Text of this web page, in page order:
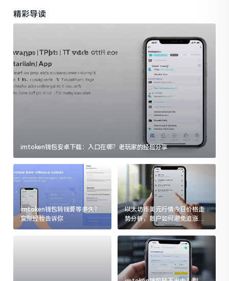
精彩导读
imtoken钱包安卓下载：入口在哪？老玩家的经验分享
imtoken钱包转钱要等多久？
实际经验告诉你
以太坊币美元行情今日价格走
势分析，散户如何避免追涨杀
跌被套牢